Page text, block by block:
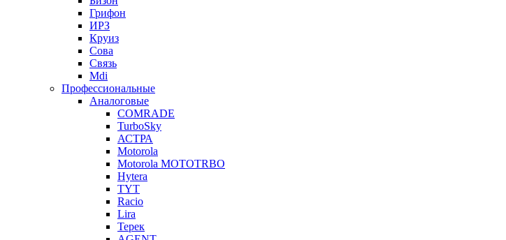
Грифон
ИРЗ
Круиз
Сова
Связь
Mdi
Профессиональные
Аналоговые
COMRADE
TurboSky
АСТРА
Motorola
Motorola MOTOTRBO
Hytera
TYT
Racio
Lira
Терек